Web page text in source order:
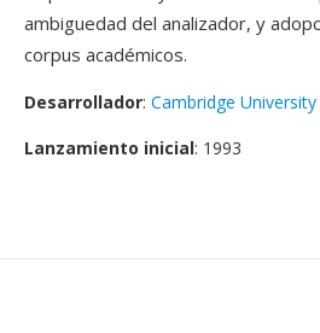
ambiguedad del analizador, y
corpus académicos.
Desarrollador: Cambridge
Lanzamiento inicial: 1993